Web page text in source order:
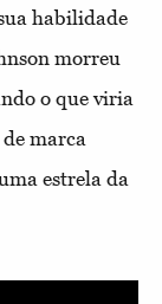
habilidade
morreu
o que viria
marca
estrela da